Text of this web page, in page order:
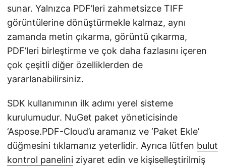
sunar. Yalnızca PDF’leri zahmetsizce TIFF
görüntülerine dönüştürmekle kalmaz, aynı
zamanda metin çıkarma, görüntü çıkarma,
PDF’leri birleştirme ve çok daha fazlasını içeren
çok çeşitli diğer özelliklerden de
yararlanabilirsiniz.
SDK kullanımının ilk adımı yerel sisteme
kurulumudur. NuGet paket yöneticisinde
‘Aspose.PDF-Cloud’u aramanız ve ‘Paket Ekle’
düğmesini tıklamanız yeterlidir. Ayrıca lütfen bulut
kontrol panelini ziyaret edin ve kişiselleştirilmiş